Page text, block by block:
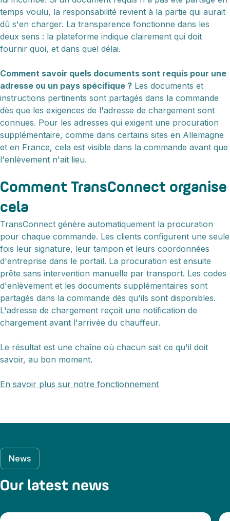
temps voulu, la responsabilité revient à la partie qui aurait
dû s'en charger. La transparence fonctionne dans les
deux sens : la plateforme indique clairement qui doit
fournir quoi, et dans quel délai.
Comment savoir quels documents sont requis pour une
adresse ou un pays spécifique ? Les documents et
instructions pertinents sont partagés dans la commande
dès que les exigences de l'adresse de chargement sont
connues. Pour les adresses qui exigent une procuration
supplémentaire, comme dans certains sites en Allemagne
et en France, cela est visible dans la commande avant que
l'enlèvement n'ait lieu.
Comment TransConnect organise
cela
TransConnect génère automatiquement la procuration
pour chaque commande. Les clients configurent une seule
fois leur signature, leur tampon et leurs coordonnées
d'entreprise dans le portail. La procuration est ensuite
prête sans intervention manuelle par transport. Les codes
d'enlèvement et les documents supplémentaires sont
partagés dans la commande dès qu'ils sont disponibles.
L'adresse de chargement reçoit une notification de
chargement avant l'arrivée du chauffeur.
Le résultat est une chaîne où chacun sait ce qu'il doit
savoir, au bon moment.
En savoir plus sur notre fonctionnement
News
Our latest news